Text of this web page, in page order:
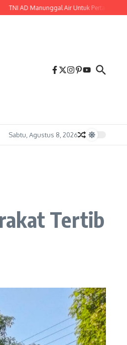
Manunggal Air Untuk Pertanian, Babinsa
Sabtu, Agustus 8, 2026
Tertib